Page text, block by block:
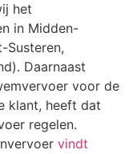
het
in Midden-
Susteren,
Daarnaast
voor de
klant, heeft dat
regelen.
vindt